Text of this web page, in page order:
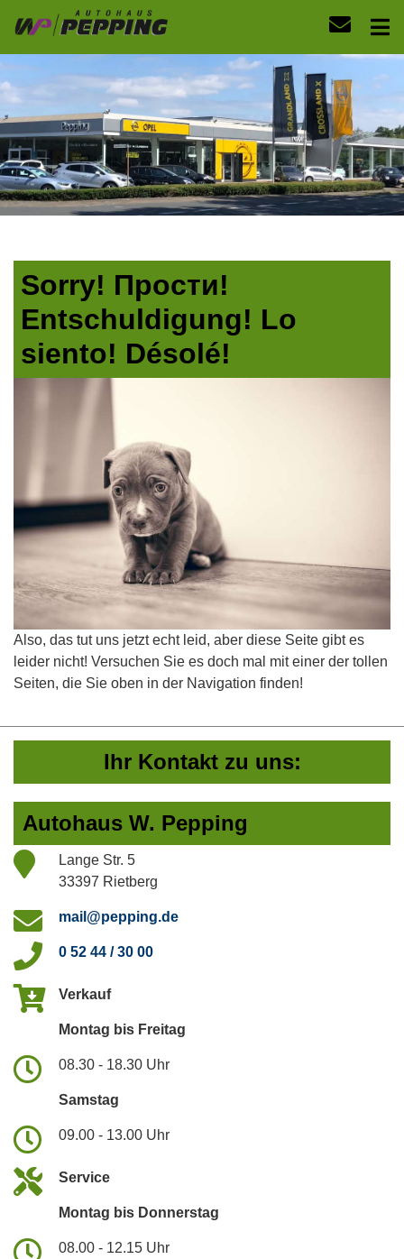
Sorry! Прости!
Entschuldigung! Lo
siento! Désolé!
Also, das tut uns jetzt echt leid, aber diese Seite gibt es
leider nicht! Versuchen Sie es doch mal mit einer der tollen
Seiten, die Sie oben in der Navigation finden!
Ihr Kontakt zu uns:
Autohaus W. Pepping
Lange Str. 5
33397 Rietberg
mail@pepping.de
0 52 44 / 30 00
Verkauf
Montag bis Freitag
08.30 - 18.30 Uhr
Samstag
09.00 - 13.00 Uhr
Service
Montag bis Donnerstag
08.00 - 12.15 Uhr